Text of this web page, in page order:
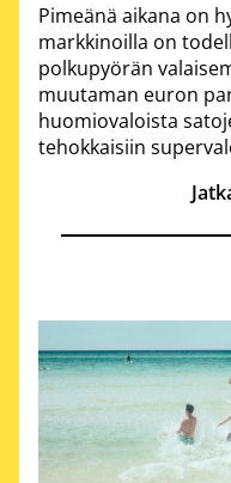
Pimeänä aikana on
markkinoilla on
polkupyörän
muutaman euron
huomiovaloista
tehokkaisiin